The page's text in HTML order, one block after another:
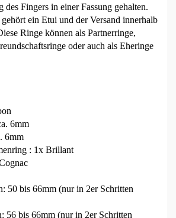
des Fingers in einer Fassung gehalten.
ein Etui und der Versand innerhalb
Ringe können als Partnerringe,
oder auch als Eheringe
6mm
6mm
: 1x Brillant
50 bis 66mm (nur in 2er Schritten
56 bis 66mm (nur in 2er Schritten